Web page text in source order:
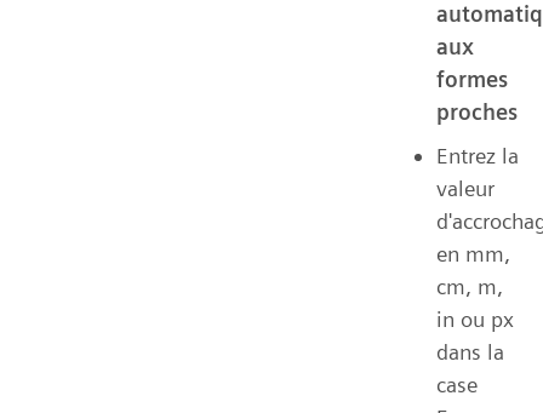
aux
formes
proches
Entrez la
valeur
en mm,
cm, m,
in ou px
dans la
case